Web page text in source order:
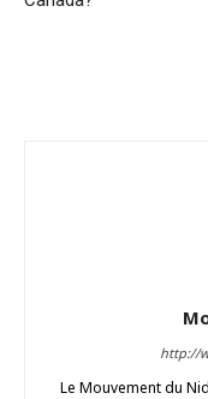
http://
Le Mouvement du